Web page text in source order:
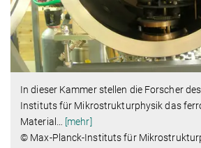
In dieser Kammer stellen die Forscher
Instituts für Mikrostrukturphysik das
Material
[mehr]
© Max-Planck-Instituts für